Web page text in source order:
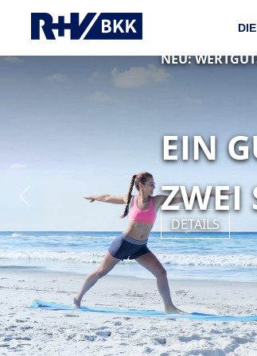
NEU: WERTGUTSCHEINE
EIN
ZWEI
Previous